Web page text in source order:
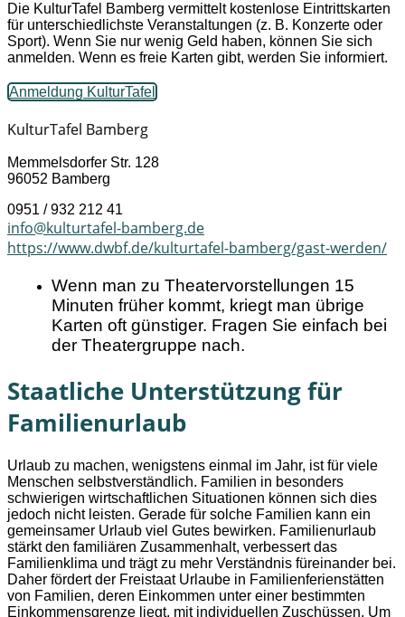
Die KulturTafel Bamberg vermittelt kostenlose Eintrittskarten
für unterschiedlichste Veranstaltungen (z. B. Konzerte oder
Sport). Wenn Sie nur wenig Geld haben, können Sie sich
anmelden. Wenn es freie Karten gibt, werden Sie informiert.
Anmeldung KulturTafel
KulturTafel Bamberg
Memmelsdorfer Str. 128
96052 Bamberg
0951 / 932 212 41
info@kulturtafel-bamberg.de
https://www.dwbf.de/kulturtafel-bamberg/gast-werden/
Wenn man zu Theatervorstellungen 15
Minuten früher kommt, kriegt man übrige
Karten oft günstiger. Fragen Sie einfach bei
der Theatergruppe nach.
Staatliche Unterstützung für
Familienurlaub
Urlaub zu machen, wenigstens einmal im Jahr, ist für viele
Menschen selbstverständlich. Familien in besonders
schwierigen wirtschaftlichen Situationen können sich dies
jedoch nicht leisten. Gerade für solche Familien kann ein
gemeinsamer Urlaub viel Gutes bewirken. Familienurlaub
stärkt den familiären Zusammenhalt, verbessert das
Familienklima und trägt zu mehr Verständnis füreinander bei.
Daher fördert der Freistaat Urlaube in Familienferienstätten
von Familien, deren Einkommen unter einer bestimmten
Einkommensgrenze liegt, mit individuellen Zuschüssen. Um